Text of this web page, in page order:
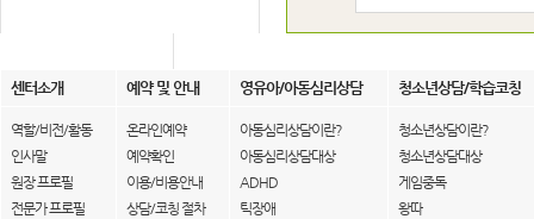
센터소개 예약 및 안내 영유아/아동심리상담 청소년상담/학습코칭
역할/비전/활동
인사말
원장 프로필
전문가 프로필
온라인예약
예약확인
이용/비용안내
상담/코칭 절차
아동심리상담이란?
아동심리상담대상
ADHD
틱장애
청소년상담이란?
청소년상담대상
게임중독
왕따